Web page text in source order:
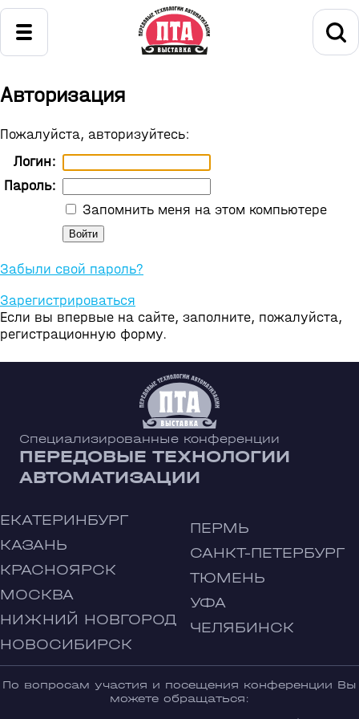
Авторизация
Пожалуйста, авторизуйтесь:
Логин:
Пароль:
Запомнить меня на этом компьютере
Забыли свой пароль?
Зарегистрироваться
Если вы впервые на сайте, заполните, пожалуйста,
регистрационную форму.
Специализированные конференции
ПЕРЕДОВЫЕ ТЕХНОЛОГИИ
АВТОМАТИЗАЦИИ
ЕКАТЕРИНБУРГ
КАЗАНЬ
КРАСНОЯРСК
МОСКВА
НИЖНИЙ НОВГОРОД
НОВОСИБИРСК
ПЕРМЬ
САНКТ-ПЕТЕРБУРГ
ТЮМЕНЬ
УФА
ЧЕЛЯБИНСК
По вопросам участия и посещения конференции Вы
можете обращаться: